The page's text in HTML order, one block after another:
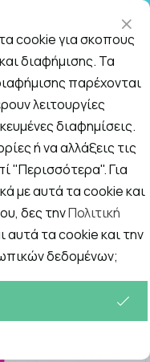
14:00 και Σάββατο
/
Κρέμες
cookie για σκοπούς
διαφήμισης. Τα
παρέχονται
λειτουργίες
διαφημίσεις.
ή να αλλάξεις τις
"Περισσότερα". Για
με αυτά τα cookie και
δες τηνΠολιτική
αυτά τα cookie και την
δεδομένων;